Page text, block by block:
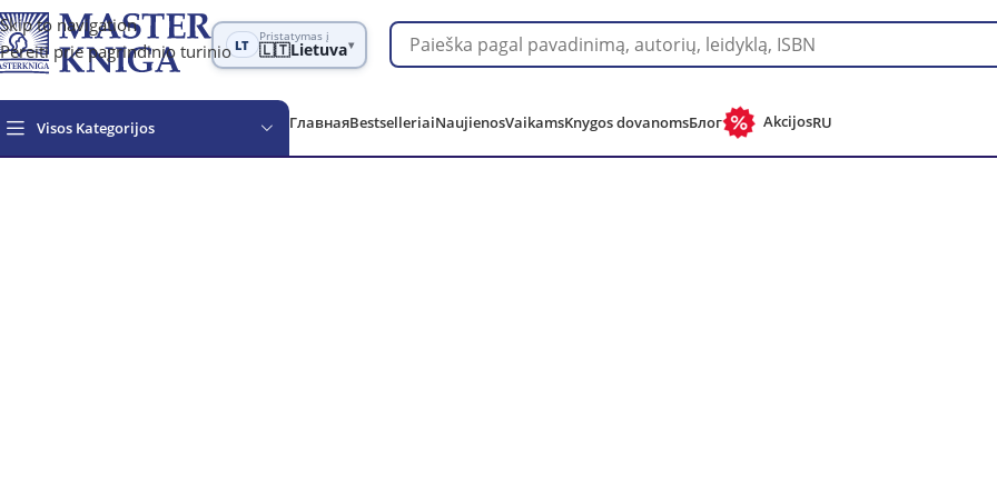
Skip to navigation
Pereiti prie pagrindinio turinio LT
Pristatymas į
🇱🇹Lietuva▾
Visos Kategorijos ГлавнаяBestselleriaiNaujienosVaikamsKnygos dovanomsБлог AkcijosRU